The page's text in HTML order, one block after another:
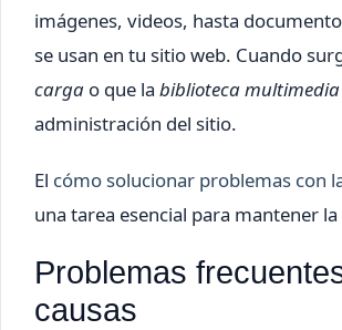
imágenes, videos, hasta
se usan en tu sitio web. Cuando
carga o que la biblioteca multimedia
administración del sitio.
El cómo solucionar problemas con
una tarea esencial para mantener
Problemas
causas